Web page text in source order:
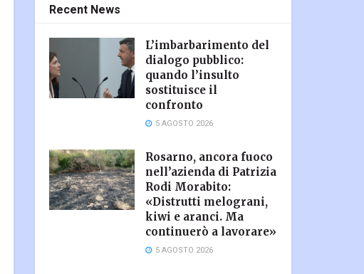
Recent News
L’imbarbarimento del
dialogo pubblico:
quando l’insulto
sostituisce il
confronto
5 AGOSTO 2026
Rosarno, ancora fuoco
nell’azienda di Patrizia
Rodi Morabito:
«Distrutti melograni,
kiwi e aranci. Ma
continuerò a lavorare»
5 AGOSTO 2026